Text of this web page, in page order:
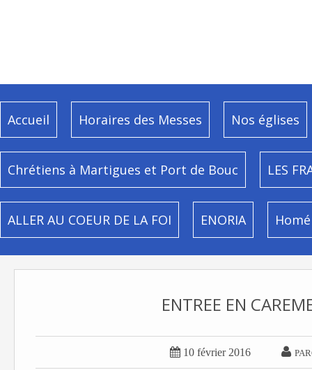
Accueil Horaires des Messes Nos églises
Chrétiens à Martigues et Port de Bouc LES
ALLER AU COEUR DE LA FOI ENORIA
ENTREE EN
 10 février 2016 